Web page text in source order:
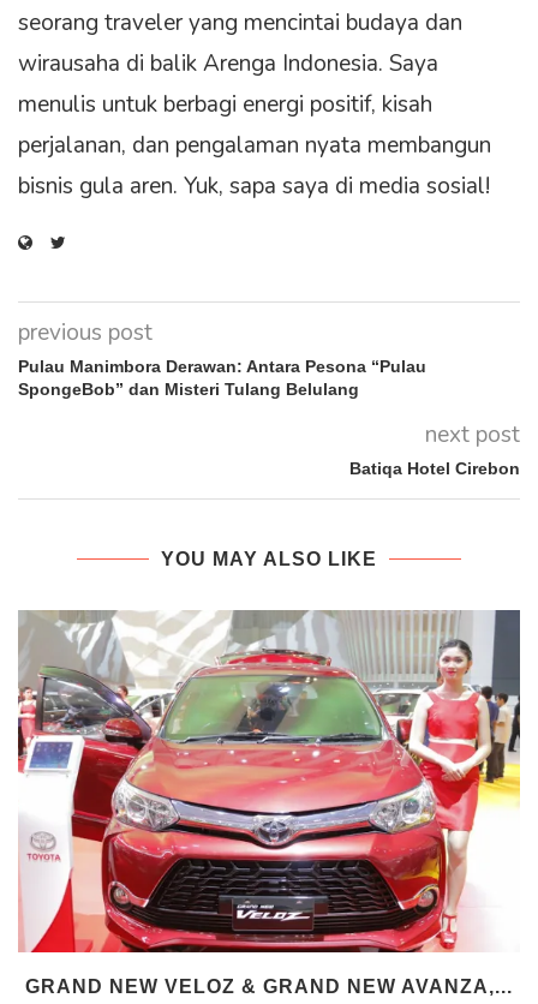
seorang traveler yang mencintai budaya dan
wirausaha di balik Arenga Indonesia. Saya
menulis untuk berbagi energi positif, kisah
perjalanan, dan pengalaman nyata membangun
bisnis gula aren. Yuk, sapa saya di media sosial!
previous post
Pulau Manimbora Derawan: Antara Pesona “Pulau
SpongeBob” dan Misteri Tulang Belulang
next post
Batiqa Hotel Cirebon
YOU MAY ALSO LIKE
GRAND NEW VELOZ & GRAND NEW AVANZA,...